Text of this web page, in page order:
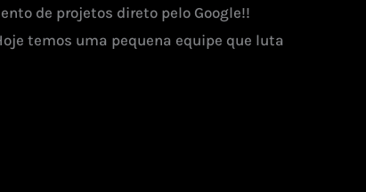
de projetos direto pelo Google!!
temos uma pequena equipe que luta